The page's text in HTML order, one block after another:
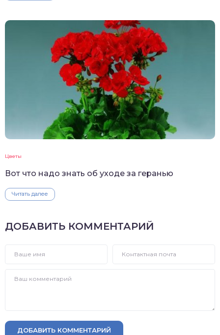
Цветы
Вот что надо знать об уходе за геранью
Читать далее
ДОБАВИТЬ КОММЕНТАРИЙ
ДОБАВИТЬ КОММЕНТАРИЙ